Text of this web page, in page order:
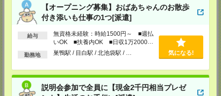
【オープニング募集】おばあちゃんのお散歩
付き添いも仕事の1つ[派遣]
給与
無資格未経験：時給1500円～ ■週払
いOK ■扶養内OK ■日収1万2000円
以上
勤務地 巣鴨駅 / 目白駅 / 北池袋駅 / … 気になる!
説明会参加で全員に【現金2千円相当プレゼ
(1)WEB応募の場合
こちらからご連絡いたしますのでお待ちください。
ご応募頂いた後、案内メールをお送りしますので
内容をご確認ください。
(2)電話応募の場合
その場で登録も可能です。
持ち物
【電話登録】
弊社HPよりマイページ作成をお願いします